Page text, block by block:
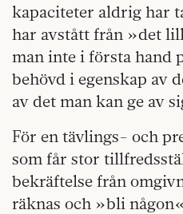
kapaciteter aldrig har
har avstått från »det
man inte i första hand
behövd i egenskap av
av det man kan ge av
För en tävlings- och
som får stor
bekräftelse från
räknas och »bli